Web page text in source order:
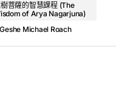
6. Class 6 - A Gift of Liberation 30: Navigating The Great Journey, Understanding the Wheel of Life (2018, Mexico) - Geshe Michael Roach
7. Class 7 - A Gift of Liberation 30: Navigating The Great Journey, Understanding the Wheel of Life (2018, Mexico) - Geshe Michael Roach
菩薩的智慧課程 (The
of Arya Nagarjuna)
Geshe Michael Roach